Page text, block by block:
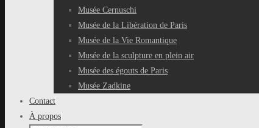
Musée Cernuschi
Musée de la Libération de Paris
Musée de la Vie Romantique
Musée de la sculpture en plein air
Musée des égouts de Paris
Musée Zadkine
Contact
À propos